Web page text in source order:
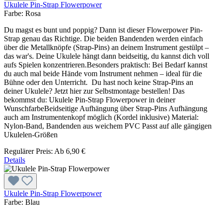
Ukulele Pin-Strap Flowerpower
Farbe: Rosa
Du magst es bunt und poppig? Dann ist dieser Flowerpower Pin-
Strap genau das Richtige. Die beiden Bandenden werden einfach
über die Metallknöpfe (Strap-Pins) an deinem Instrument gestülpt –
das war's. Deine Ukulele hängt dann beidseitig, du kannst dich voll
aufs Spielen konzentrieren.Besonders praktisch: Bei Bedarf kannst
du auch mal beide Hände vom Instrument nehmen – ideal für die
Bühne oder den Unterricht. Du hast noch keine Strap-Pins an
deiner Ukulele? Jetzt hier zur Selbstmontage bestellen! Das
bekommst du: Ukulele Pin-Strap Flowerpower in deiner
WunschfarbeBeidseitige Aufhängung über Strap-Pins Aufhängung
auch am Instrumentenkopf möglich (Kordel inklusive) Material:
Nylon-Band, Bandenden aus weichem PVC Passt auf alle gängigen
Ukulelen-Größen
Regulärer Preis: Ab 6,90 €
Details
Ukulele Pin-Strap Flowerpower
Farbe: Blau